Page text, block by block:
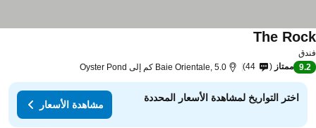
The
9.2 ممتاز 44 Baie Orientale, 5.0 كم إلى Oyster Pond
اختر التواريخ لمشاهدة الأسعار المحددة
مشاهدة الأسعار